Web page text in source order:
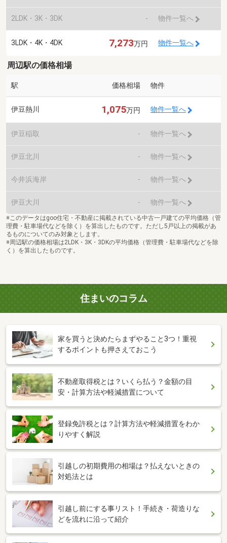
2LDK・3K・3DK - 物件一覧へ
3LDK・4K・4DK 7,273万円 物件一覧へ
周辺駅の価格相場
駅 価格相場 物件
伊豆熱川 1,075万円 物件一覧へ
伊豆稲取 - 物件一覧へ
伊豆北川 - 物件一覧へ
今井浜海岸 - 物件一覧へ
伊豆大川 - 物件一覧へ
※このデータはgoo住宅・不動産に掲載されている中古一戸建ての平均価格（管
理費・駐車場代などを除く）を算出したものです。ただし5戸以上の掲載があ
るものについてのみ対象とします。
※周辺駅の価格相場は2LDK・3K・3DKの平均価格（管理費・駐車場代などを除
く）を算出したものです。
住まいのコラム
家を買うと決めたらまずやること3つ！重視
するポイントも押さえておこう
不動産取得税とは？いくら払う？金額の目
安・計算方法や軽減措置について
登録免許税とは？計算方法や軽減措置をわか
りやすく解説
引越しの初期費用の相場は？払えないときの
対処法とは
引越し前にする事リスト！手続き・荷造りな
どを流れに沿って紹介